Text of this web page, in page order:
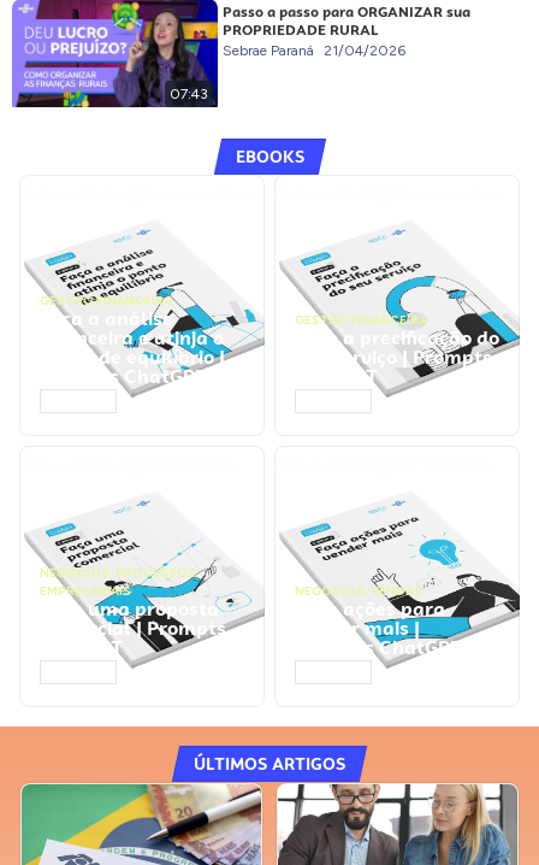
07:43
Passo a passo para ORGANIZAR sua
PROPRIEDADE RURAL
Sebrae Paraná 21/04/2026
EBOOKS
GESTÃO FINANCEIRA
Faça a análise
financeira e atinja o
ponto de equilíbrio |
Prompts ChatGPT
GESTÃO FINANCEIRA
Faça a precificação do
seu serviço | Prompts
ChatGPT
NEGÓCIOS, PROCESSOS
EMPRESARIAIS
Faça uma proposta
comercial | Prompts
ChatGPT
NEGÓCIOS, VENDAS
Faça ações para
vender mais |
Prompts ChatGPT
ÚLTIMOS ARTIGOS